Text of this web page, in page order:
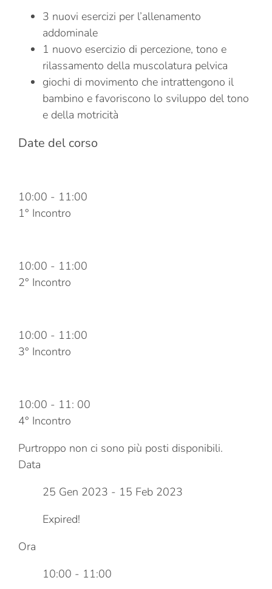
3 nuovi esercizi per l’allenamento
addominale
1 nuovo esercizio di percezione, tono e
rilassamento della muscolatura pelvica
giochi di movimento che intrattengono il
bambino e favoriscono lo sviluppo del tono
e della motricità
Date del corso
10:00 - 11:00
1° Incontro
10:00 - 11:00
2° Incontro
10:00 - 11:00
3° Incontro
10:00 - 11: 00
4° Incontro
Purtroppo non ci sono più posti disponibili.
Data
25 Gen 2023 - 15 Feb 2023
Expired!
Ora
10:00 - 11:00